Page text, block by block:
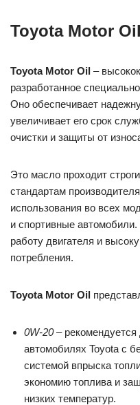
Toyota Motor Oil
Toyota Motor Oil –
разработанное
Оно обеспечивает
увеличивает его срок
очистки и защиты от
Это масло проходит
стандартам
использования во всех
и спортивные
работу двигателя и
потребления.
Toyota Motor Oil
0W-20– рекомендуется
автомобилях Toyota с
системой впрыска
экономию топлива и
низких температур.